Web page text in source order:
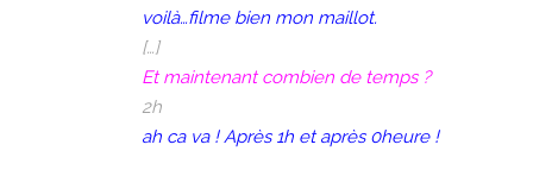
voilà…filme bien mon maillot.
[…]
Et maintenant combien de temps ?
2h
ah ca va ! Après 1h et après 0heure !